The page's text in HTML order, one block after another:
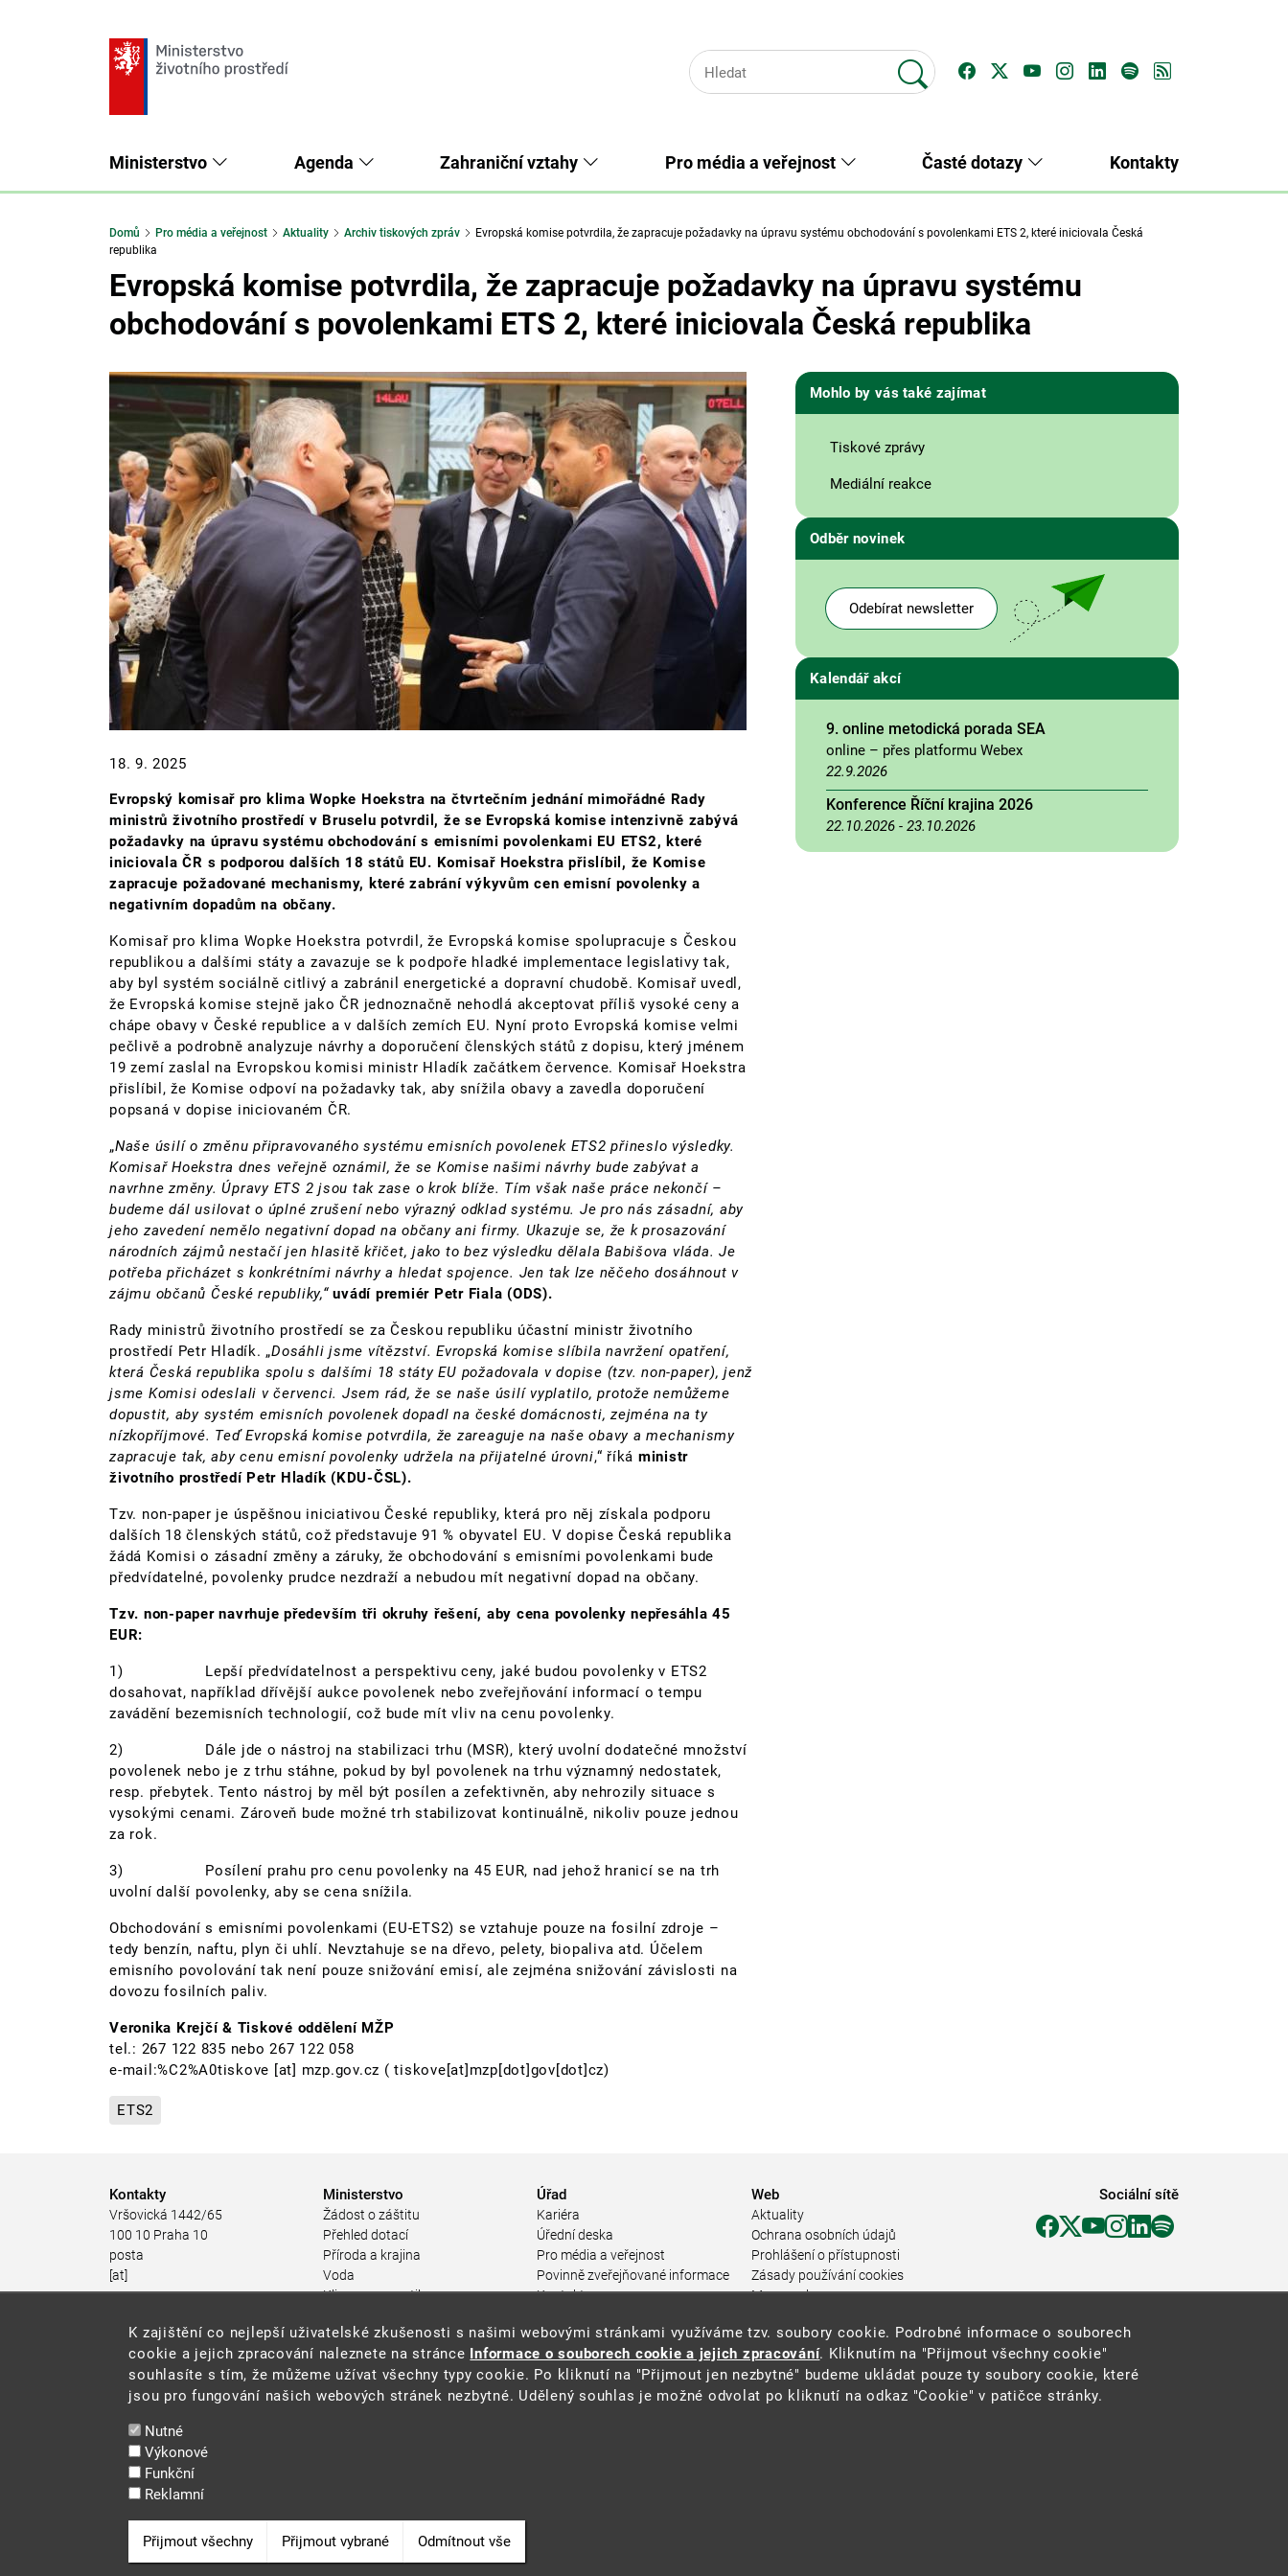
Ministerstvo Agenda Zahraniční vztahy Pro média a veřejnost Časté dotazy Kontakty
Domů Pro média a veřejnost Aktuality Archiv tiskových zpráv
Evropská komise potvrdila, že zapracuje požadavky na úpravu systému obchodování s povolenkami ETS 2, které iniciovala Česká
republika
Evropská komise potvrdila, že zapracuje požadavky na úpravu systému
obchodování s povolenkami ETS 2, které iniciovala Česká republika
18. 9. 2025
Evropský komisař pro klima Wopke Hoekstra na čtvrtečním jednání mimořádné Rady
ministrů životního prostředí v Bruselu potvrdil, že se Evropská komise intenzivně zabývá
požadavky na úpravu systému obchodování s emisními povolenkami EU ETS2, které
iniciovala ČR s podporou dalších 18 států EU. Komisař Hoekstra přislíbil, že Komise
zapracuje požadované mechanismy, které zabrání výkyvům cen emisní povolenky a
negativním dopadům na občany.
Komisař pro klima Wopke Hoekstra potvrdil, že Evropská komise spolupracuje s Českou
republikou a dalšími státy a zavazuje se k podpoře hladké implementace legislativy tak,
aby byl systém sociálně citlivý a zabránil energetické a dopravní chudobě. Komisař uvedl,
že Evropská komise stejně jako ČR jednoznačně nehodlá akceptovat příliš vysoké ceny a
chápe obavy v České republice a v dalších zemích EU. Nyní proto Evropská komise velmi
pečlivě a podrobně analyzuje návrhy a doporučení členských států z dopisu, který jménem
19 zemí zaslal na Evropskou komisi ministr Hladík začátkem července. Komisař Hoekstra
přislíbil, že Komise odpoví na požadavky tak, aby snížila obavy a zavedla doporučení
popsaná v dopise iniciovaném ČR.
„Naše úsilí o změnu připravovaného systému emisních povolenek ETS2 přineslo výsledky.
Komisař Hoekstra dnes veřejně oznámil, že se Komise našimi návrhy bude zabývat a
navrhne změny. Úpravy ETS 2 jsou tak zase o krok blíže. Tím však naše práce nekončí –
budeme dál usilovat o úplné zrušení nebo výrazný odklad systému. Je pro nás zásadní, aby
jeho zavedení nemělo negativní dopad na občany ani firmy. Ukazuje se, že k prosazování
národních zájmů nestačí jen hlasitě křičet, jako to bez výsledku dělala Babišova vláda. Je
potřeba přicházet s konkrétními návrhy a hledat spojence. Jen tak lze něčeho dosáhnout v
zájmu občanů České republiky,“uvádí premiér Petr Fiala (ODS).
Rady ministrů životního prostředí se za Českou republiku účastní ministr životního
prostředí Petr Hladík. „Dosáhli jsme vítězství. Evropská komise slíbila navržení opatření,
která Česká republika spolu s dalšími 18 státy EU požadovala v dopise (tzv. non-paper), jenž
jsme Komisi odeslali v červenci. Jsem rád, že se naše úsilí vyplatilo, protože nemůžeme
dopustit, aby systém emisních povolenek dopadl na české domácnosti, zejména na ty
nízkopříjmové. Teď Evropská komise potvrdila, že zareaguje na naše obavy a mechanismy
zapracuje tak, aby cenu emisní povolenky udržela na přijatelné úrovni,“ říká ministr
životního prostředí Petr Hladík (KDU-ČSL).
Tzv. non-paper je úspěšnou iniciativou České republiky, která pro něj získala podporu
dalších 18 členských států, což představuje 91 % obyvatel EU. V dopise Česká republika
žádá Komisi o zásadní změny a záruky, že obchodování s emisními povolenkami bude
předvídatelné, povolenky prudce nezdraží a nebudou mít negativní dopad na občany.
Tzv. non-paper navrhuje především tři okruhy řešení, aby cena povolenky nepřesáhla 45
EUR:
1) Lepší předvídatelnost a perspektivu ceny, jaké budou povolenky v ETS2
dosahovat, například dřívější aukce povolenek nebo zveřejňování informací o tempu
zavádění bezemisních technologií, což bude mít vliv na cenu povolenky.
2) Dále jde o nástroj na stabilizaci trhu (MSR), který uvolní dodatečné množství
povolenek nebo je z trhu stáhne, pokud by byl povolenek na trhu významný nedostatek,
resp. přebytek. Tento nástroj by měl být posílen a zefektivněn, aby nehrozily situace s
vysokými cenami. Zároveň bude možné trh stabilizovat kontinuálně, nikoliv pouze jednou
za rok.
3) Posílení prahu pro cenu povolenky na 45 EUR, nad jehož hranicí se na trh
uvolní další povolenky, aby se cena snížila.
Obchodování s emisními povolenkami (EU-ETS2) se vztahuje pouze na fosilní zdroje –
tedy benzín, naftu, plyn či uhlí. Nevztahuje se na dřevo, pelety, biopaliva atd. Účelem
emisního povolování tak není pouze snižování emisí, ale zejména snižování závislosti na
dovozu fosilních paliv.
Veronika Krejčí & Tiskové oddělení MŽP
tel.: 267 122 835 nebo 267 122 058
e-mail:%C2%A0tiskove [at] mzp.gov.cz ( tiskove[at]mzp[dot]gov[dot]cz)
ETS2
Mohlo by vás také zajímat
Tiskové zprávy
Mediální reakce
Odběr novinek
Odebírat newsletter
Kalendář akcí
9. online metodická porada SEA
online – přes platformu Webex
22.9.2026
Konference Říční krajina 2026
22.10.2026 - 23.10.2026
Kontakty
Vršovická 1442/65
100 10 Praha 10
posta
[at]
mzp.gov.cz
+420 267 121 111
Ministerstvo
Žádost o záštitu
Přehled dotací
Příroda a krajina
Voda
Klima a energetika
Odpadové hospodářství
Rizika pro životní prostředí
Stav životního prostředí
Environmentální nástroje
Úřad
Kariéra
Úřední deska
Pro média a veřejnost
Povinně zveřejňované informace
Kontakty
(PDF, 204 kB)
Web
Aktuality
Ochrana osobních údajů
Prohlášení o přístupnosti
Zásady používání cookies
Mapa webu
Sociální sítě
K zajištění co nejlepší uživatelské zkušenosti s našimi webovými stránkami využíváme tzv. soubory cookie. Podrobné informace o souborech
cookie a jejich zpracování naleznete na stránce Informace o souborech cookie a jejich zpracování. Kliknutím na "Přijmout všechny cookie"
souhlasíte s tím, že můžeme užívat všechny typy cookie. Po kliknutí na "Přijmout jen nezbytné" budeme ukládat pouze ty soubory cookie, které
jsou pro fungování našich webových stránek nezbytné. Udělený souhlas je možné odvolat po kliknutí na odkaz "Cookie" v patičce stránky.
Nutné
Výkonové
Funkční
Reklamní
Přijmout všechny Přijmout vybrané Odmítnout vše